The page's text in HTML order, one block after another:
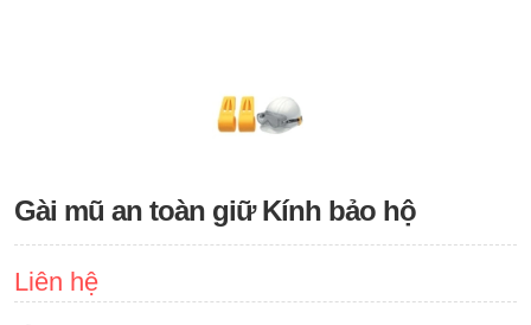
Gài mũ an toàn giữ Kính bảo hộ
Liên hệ